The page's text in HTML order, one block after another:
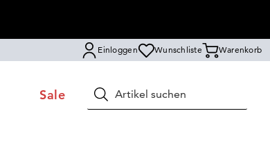
Einloggen Wunschliste Warenkorb
Sale Suchen